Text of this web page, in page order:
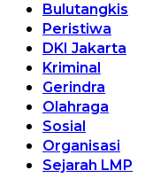
Bulutangkis
Peristiwa
DKI Jakarta
Kriminal
Gerindra
Olahraga
Sosial
Organisasi
Sejarah LMP